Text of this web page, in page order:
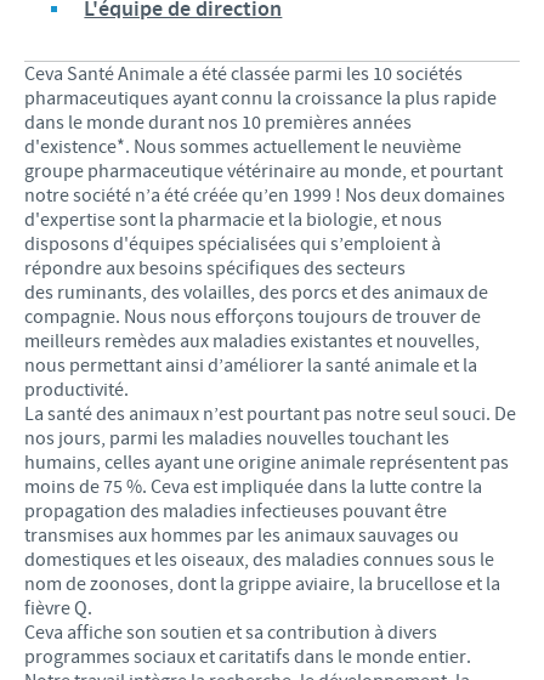
L'équipe de direction
Ceva Santé Animale a été classée parmi les 10 sociétés
pharmaceutiques ayant connu la croissance la plus rapide
dans le monde durant nos 10 premières années
d'existence*. Nous sommes actuellement le neuvième
groupe pharmaceutique vétérinaire au monde, et pourtant
notre société n’a été créée qu’en 1999 ! Nos deux domaines
d'expertise sont la pharmacie et la biologie, et nous
disposons d'équipes spécialisées qui s’emploient à
répondre aux besoins spécifiques des secteurs
des ruminants, des volailles, des porcs et des animaux de
compagnie. Nous nous efforçons toujours de trouver de
meilleurs remèdes aux maladies existantes et nouvelles,
nous permettant ainsi d’améliorer la santé animale et la
productivité.
La santé des animaux n’est pourtant pas notre seul souci. De
nos jours, parmi les maladies nouvelles touchant les
humains, celles ayant une origine animale représentent pas
moins de 75 %. Ceva est impliquée dans la lutte contre la
propagation des maladies infectieuses pouvant être
transmises aux hommes par les animaux sauvages ou
domestiques et les oiseaux, des maladies connues sous le
nom de zoonoses, dont la grippe aviaire, la brucellose et la
fièvre Q.
Ceva affiche son soutien et sa contribution à divers
programmes sociaux et caritatifs dans le monde entier.